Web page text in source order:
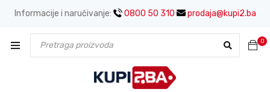
Informacije i naručivanje: 0800 50 310 prodaja@kupi2.ba
0